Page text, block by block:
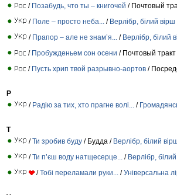
/ Позабудь, что ты – книгочей / Почтовый
/ Поле – просто неба... / Верлібр, білий вірш
/ Прапор – але не знам’я... / Верлібр, білий
/ Пробужденьем сон осени / Почтовый
/ Пусть хрип твой разрывно-аортов /
Р
/ Радію за тих, хто прагне волі... /
Т
/Ти зробив буду / Будда / Верлібр, білий
/Ти п’єш воду натщесерце... / Верлібр,
/Тобі переламали руки... /Універсальна